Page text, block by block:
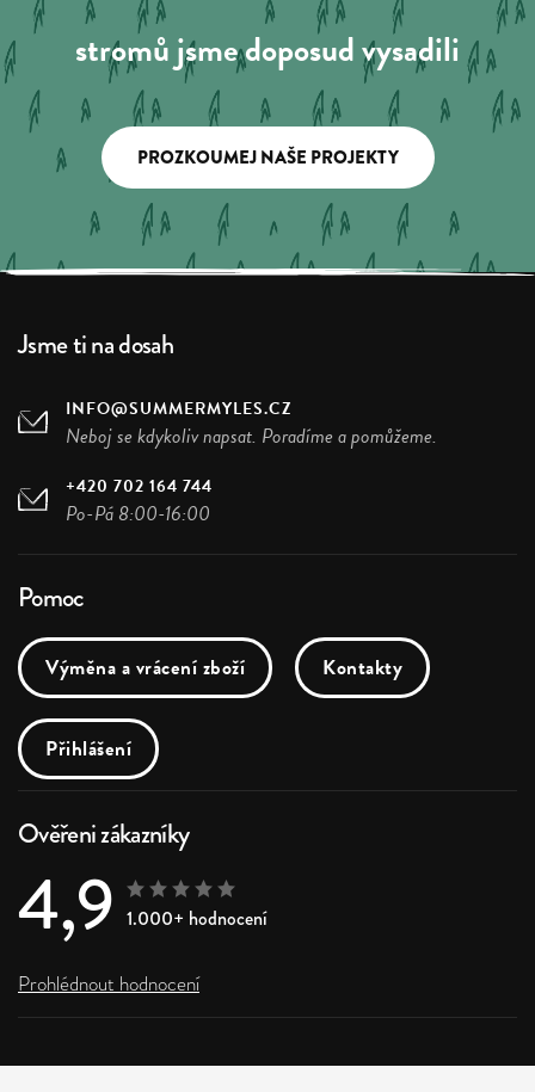
stromů jsme doposud vysadili
PROZKOUMEJ NAŠE PROJEKTY
Jsme ti na dosah
INFO@SUMMERMYLES.CZ
Neboj se kdykoliv napsat. Poradíme a pomůžeme.
+420 702 164 744
Po-Pá 8:00-16:00
Pomoc
Výměna a vrácení zboží Kontakty
Přihlášení
Ověřeni zákazníky
4,9 1.000+ hodnocení
Prohlédnout hodnocení